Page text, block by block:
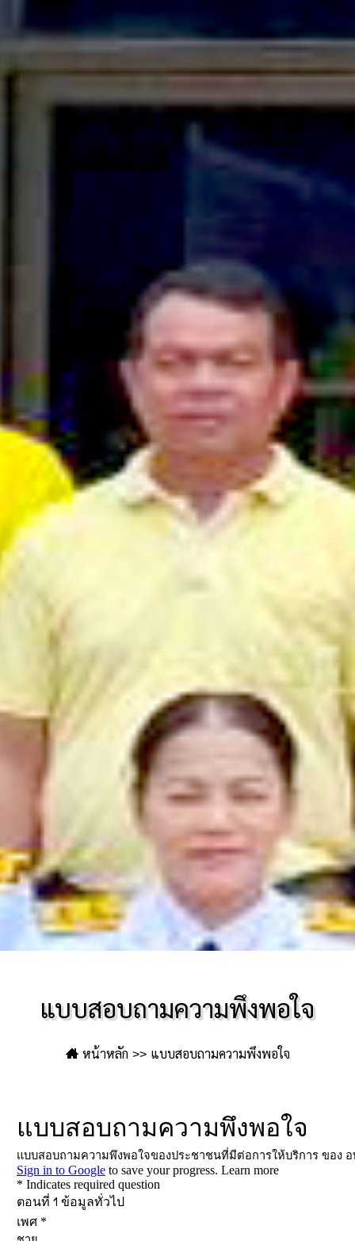
แบบสอบถามความพึงพอใจ
หน้าหลัก แบบสอบถามความพึงพอใจ